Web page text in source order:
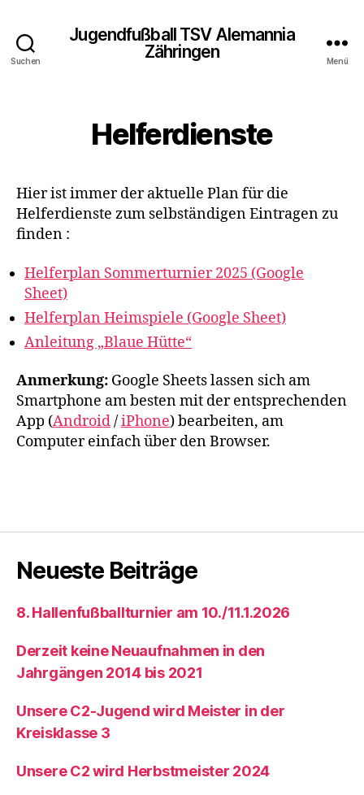
Suchen
Jugendfußball TSV Alemannia
Zähringen
Menü
Helferdienste
Hier ist immer der aktuelle Plan für die
Helferdienste zum selbständigen Eintragen zu
finden :
Helferplan Sommerturnier 2025 (Google
Sheet)
Helferplan Heimspiele (Google Sheet)
Anleitung „Blaue Hütte“
Anmerkung: Google Sheets lassen sich am
Smartphone am besten mit der entsprechenden
App (Android/iPhone) bearbeiten, am
Computer einfach über den Browser.
Neueste Beiträge
8. Hallenfußballturnier am 10./11.1.2026
Derzeit keine Neuaufnahmen in den
Jahrgängen 2014 bis 2021
Unsere C2-Jugend wird Meister in der
Kreisklasse 3
Unsere C2 wird Herbstmeister 2024